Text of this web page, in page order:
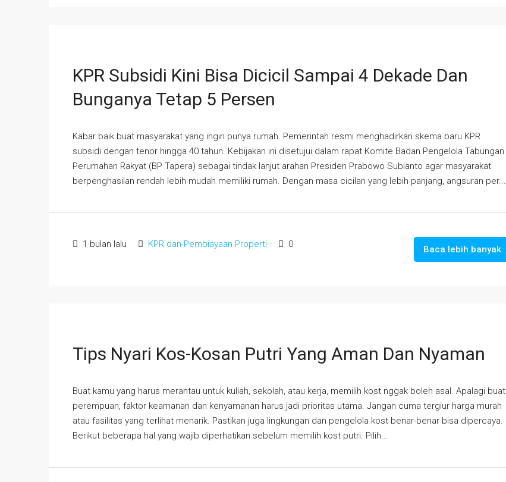
KPR Subsidi Kini Bisa Dicicil Sampai 4 Dekade Dan
Bunganya Tetap 5 Persen
Kabar baik buat masyarakat yang ingin punya rumah. Pemerintah resmi menghadirkan skema baru KPR
subsidi dengan tenor hingga 40 tahun. Kebijakan ini disetujui dalam rapat Komite Badan Pengelola Tabungan
Perumahan Rakyat (BP Tapera) sebagai tindak lanjut arahan Presiden Prabowo Subianto agar masyarakat
berpenghasilan rendah lebih mudah memiliki rumah. Dengan masa cicilan yang lebih panjang, angsuran per...
1 bulan lalu KPR dan Pembiayaan Properti 0 Baca lebih banyak
Tips Nyari Kos-Kosan Putri Yang Aman Dan Nyaman
Buat kamu yang harus merantau untuk kuliah, sekolah, atau kerja, memilih kost nggak boleh asal. Apalagi buat
perempuan, faktor keamanan dan kenyamanan harus jadi prioritas utama. Jangan cuma tergiur harga murah
atau fasilitas yang terlihat menarik. Pastikan juga lingkungan dan pengelola kost benar-benar bisa dipercaya.
Berikut beberapa hal yang wajib diperhatikan sebelum memilih kost putri. Pilih...